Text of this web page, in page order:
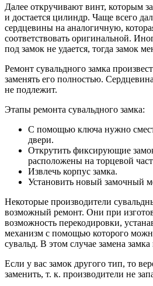
Далее откручивают винт, которым
и достается цилиндр. Чаще всего
сердцевины на аналогичную,
соответствовать оригинальной.
под замок не удается, тогда замок
Ремонт сувальдного замка
заменять его полностью.
не подлежит.
Этапы ремонта сувальдного замка:
С помощью ключа нужно
двери.
Открутить фиксирующие
расположены на торцевой
Извлечь корпус замка.
Установить новый замочный
Некоторые производители
возможный ремонт. Они при
возможность перекодировки,
механизм с помощью которого
сувальд. В этом случае замена замка
Если у вас замок другого тип, то
заменить, т. к. производители не